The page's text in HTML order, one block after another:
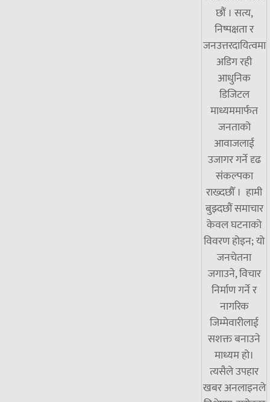
छौं । सत्य,
निष्पक्षता र
जनउत्तरदायित्वमा
अडिग रही
आधुनिक
डिजिटल
माध्यममार्फत
जनताको
आवाजलाई
उजागर गर्ने दृढ
संकल्पका
राख्दछौँ । हामी
बुझ्दछौं समाचार
केवल घटनाको
विवरण होइन; यो
जनचेतना
जगाउने, विचार
निर्माण गर्ने र
नागरिक
जिम्मेवारीलाई
सशक्त बनाउने
माध्यम हो।
त्यसैले उपहार
खबर अनलाइनले